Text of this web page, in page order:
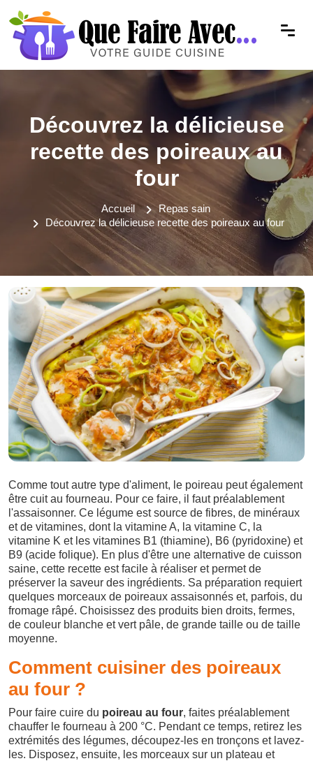
Découvrez la délicieuse
recette des poireaux au
four
Accueil
Repas sain
Découvrez la délicieuse recette des poireaux au four
Comme tout autre type d'aliment, le poireau peut également
être cuit au fourneau. Pour ce faire, il faut préalablement
l'assaisonner. Ce légume est source de fibres, de minéraux
et de vitamines, dont la vitamine A, la vitamine C, la
vitamine K et les vitamines B1 (thiamine), B6 (pyridoxine) et
B9 (acide folique). En plus d'être une alternative de cuisson
saine, cette recette est facile à réaliser et permet de
préserver la saveur des ingrédients. Sa préparation requiert
quelques morceaux de poireaux assaisonnés et, parfois, du
fromage râpé. Choisissez des produits bien droits, fermes,
de couleur blanche et vert pâle, de grande taille ou de taille
moyenne.
Comment cuisiner des poireaux
au four ?
Pour faire cuire du poireau au four, faites préalablement
chauffer le fourneau à 200 °C. Pendant ce temps, retirez les
extrémités des légumes, découpez-les en tronçons et lavez-
les. Disposez, ensuite, les morceaux sur un plateau et